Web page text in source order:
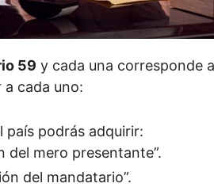
59 y cada una corresponde
cada uno:
país podrás adquirir:
del mero presentante”.
del mandatario”.